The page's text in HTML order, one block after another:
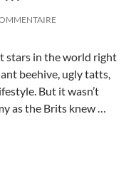
stars in the world right
beehive, ugly tatts,
But it wasn’t
as the Brits knew …